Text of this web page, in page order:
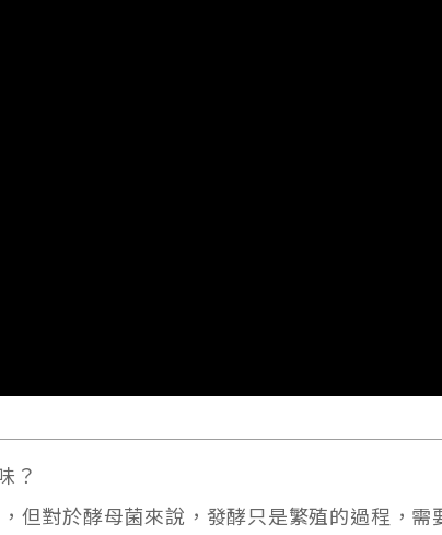
？
對於酵母菌來說，發酵只是繁殖的過程，需